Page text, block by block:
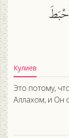
Кулиев
Это потому,
Аллахом, и Он